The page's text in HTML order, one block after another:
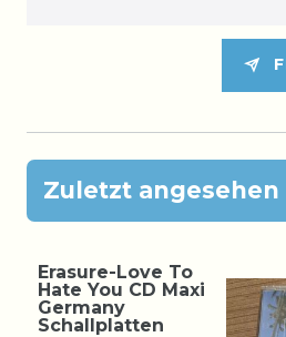
Zuletzt angesehen
Erasure-Love To
Hate You CD Maxi
Germany
Schallplatten